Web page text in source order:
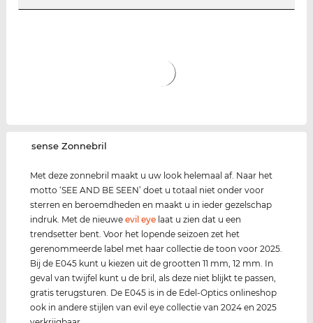
‌sense Zonnebril
Met deze zonnebril maakt u uw look helemaal af. Naar het
motto ‘SEE AND BE SEEN’ doet u totaal niet onder voor
sterren en beroemdheden en maakt u in ieder gezelschap
indruk. Met de nieuweevil eye laat u zien dat u een
trendsetter bent. Voor het lopende seizoen zet het
gerenommeerde label met haar collectie de toon voor 2025.
Bij de E045 kunt u kiezen uit de grootten 11 mm, 12 mm. In
geval van twijfel kunt u de bril, als deze niet blijkt te passen,
gratis terugsturen. De E045 is in de Edel-Optics onlineshop
ook in andere stijlen van evil eye collectie van 2024 en 2025